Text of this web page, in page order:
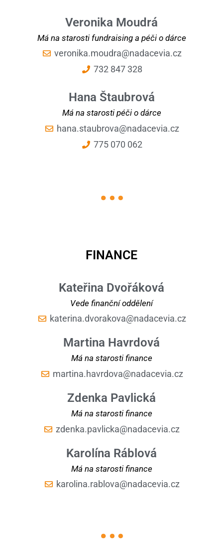
Veronika Moudrá
Má na starosti fundraising a péči o dárce
veronika.moudra@nadacevia.cz
732 847 328
Hana Štaubrová
Má na starosti péči o dárce
hana.staubrova@nadacevia.cz
775 070 062
FINANCE
Kateřina Dvořáková
Vede finanční oddělení
katerina.dvorakova@nadacevia.cz
Martina Havrdová
Má na starosti finance
martina.havrdova@nadacevia.cz
Zdenka Pavlická
Má na starosti finance
zdenka.pavlicka@nadacevia.cz
Karolína Ráblová
Má na starosti finance
karolina.rablova@nadacevia.cz